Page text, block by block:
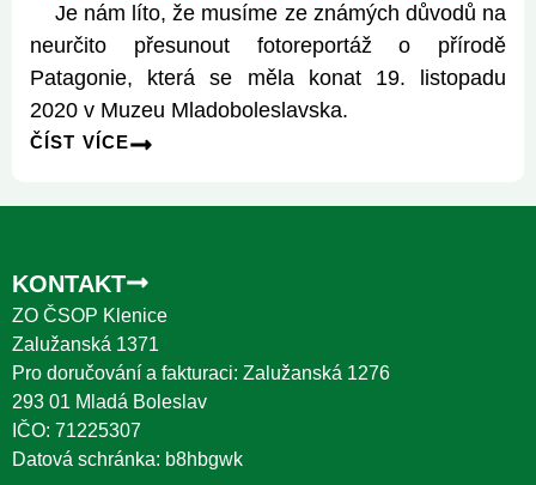
Je nám líto, že musíme ze známých důvodů na
neurčito přesunout fotoreportáž o přírodě
Patagonie, která se měla konat 19. listopadu
2020 v Muzeu Mladoboleslavska.
ČÍST VÍCE
KONTAKT
ZO ČSOP Klenice
Zalužanská 1371
Pro doručování a fakturaci: Zalužanská 1276
293 01 Mladá Boleslav
IČO: 71225307
Datová schránka: b8hbgwk